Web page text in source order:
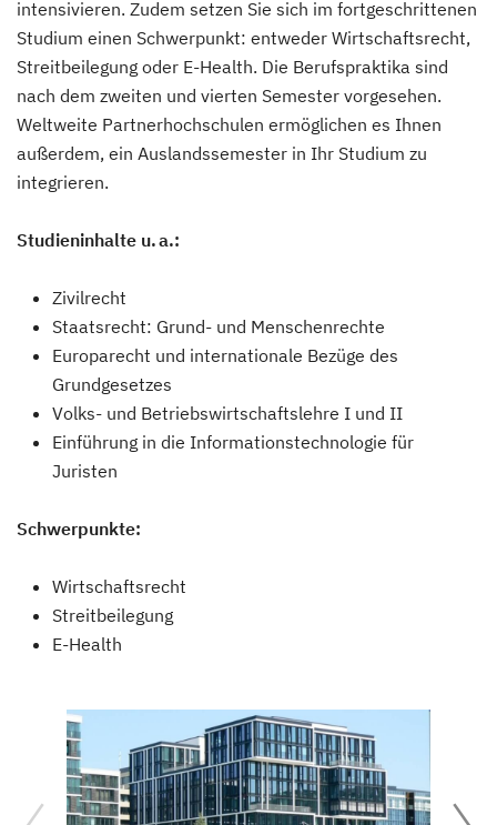
intensivieren. Zudem setzen Sie sich im fortgeschrittenen
Studium einen Schwerpunkt: entweder Wirtschaftsrecht,
Streitbeilegung oder E-Health. Die Berufspraktika sind
nach dem zweiten und vierten Semester vorgesehen.
Weltweite Partnerhochschulen ermöglichen es Ihnen
außerdem, ein Auslandssemester in Ihr Studium zu
integrieren.
Studieninhalte u. a.:
Zivilrecht
Staatsrecht: Grund- und Menschenrechte
Europarecht und internationale Bezüge des
Grundgesetzes
Volks- und Betriebswirtschaftslehre I und II
Einführung in die Informationstechnologie für
Juristen
Schwerpunkte:
Wirtschaftsrecht
Streitbeilegung
E-Health